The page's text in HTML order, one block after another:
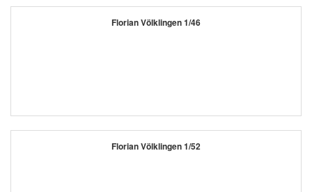
Florian Völklingen 1/46
Florian Völklingen 1/52